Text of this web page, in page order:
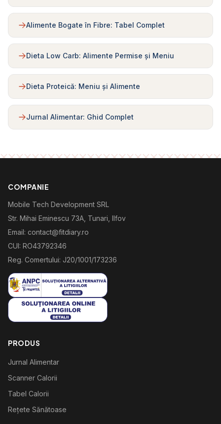
Alimente Bogate în Fibre: Tabel Complet
Dieta Low Carb: Alimente Permise și Meniu
Dieta Proteică: Meniu și Alimente
Jurnal Alimentar: Ghid Complet
COMPANIE
Mobile Tech Development SRL
Str. Mihai Eminescu 73A, Tunari, Ilfov
Email: contact@fitdiary.ro
CUI: RO43792346
Reg. Comertului: J20/1001/173236
PRODUS
Jurnal Alimentar
Scanner Calorii
Tabel Calorii
Rețete Sănătoase